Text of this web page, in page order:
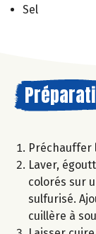
Sel
Préchauffer
Laver,
colorés sur
sulfurisé.
cuillère à